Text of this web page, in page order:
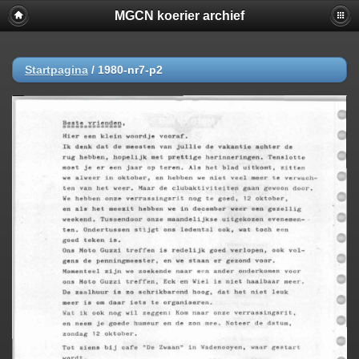
MGCN koerier archief
Startpagina / 1980-nr7-p2